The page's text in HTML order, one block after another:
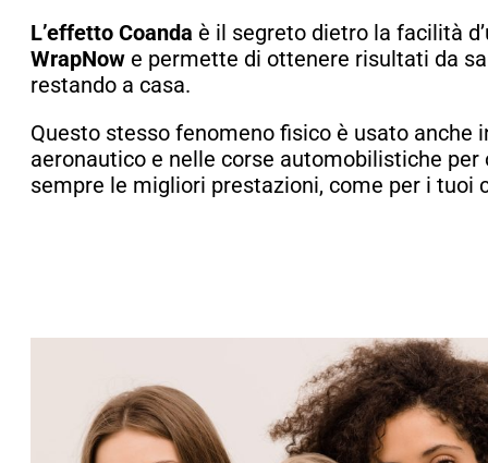
L’effetto Coanda è il segreto dietro la facilità
WrapNow e permette di ottenere risultati da
restando a casa.
Questo stesso fenomeno fisico è usato anche
aeronautico e nelle corse automobilistiche per
sempre le migliori prestazioni, come per i tuoi